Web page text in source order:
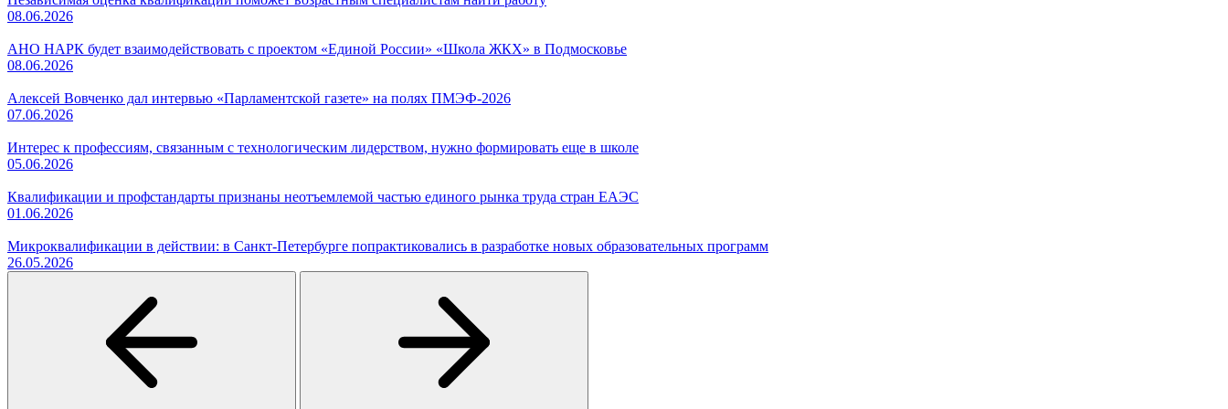
08.06.2026
АНО НАРК будет взаимодействовать с проектом «Единой России» «Школа ЖКХ» в Подмосковье
08.06.2026
Алексей Вовченко дал интервью «Парламентской газете» на полях ПМЭФ-2026
07.06.2026
Интерес к профессиям, связанным с технологическим лидерством, нужно формировать еще в школе
05.06.2026
Квалификации и профстандарты признаны неотъемлемой частью единого рынка труда стран ЕАЭС
01.06.2026
Микроквалификации в действии: в Санкт-Петербурге попрактиковались в разработке новых образовательных программ
26.05.2026